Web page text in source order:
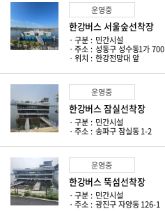
운영중
한강버스 서울숲선착장
· 구분 : 민간시설
· 주소 : 성동구 성수동1가 700
· 위치 : 한강전망대 앞
운영중
한강버스 잠실선착장
· 구분 : 민간시설
· 주소 : 송파구 잠실동 1-2
운영중
한강버스 뚝섬선착장
· 구분 : 민간시설
· 주소 : 광진구 자양동 126-1